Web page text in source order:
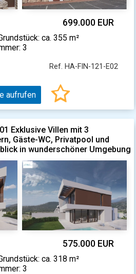
699.000 EUR
ca. 355 m²
3
Ref. HA-FIN-121-E02
aufrufen
Exklusive Villen mit 3
Gäste-WC, Privatpool und
in wunderschöner Umgebung
575.000 EUR
ca. 318 m²
3